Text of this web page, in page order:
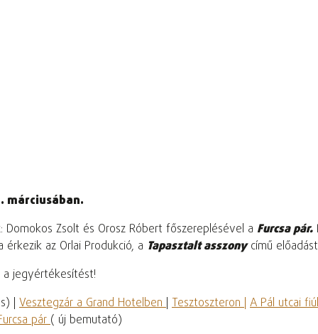
márciusában.
Zsolt és Orosz Róbert főszereplésével a Furcsa pár.
az Orlai Produkció, a Tapasztalt asszonycímű
a jegyértékesítést!
| Vesztegzár a Grand Hotelben Tesztoszteron | A Pál utcai
pár( új bemutató)